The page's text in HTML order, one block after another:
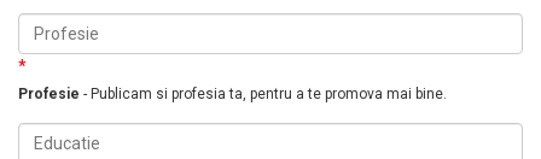
*
Profesie - Publicam si profesia ta, pentru a te promova mai bine.